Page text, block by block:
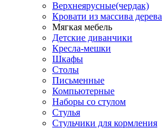
Верхнеярусные(чердак)
Кровати из массива дерева
Мягкая мебель
Детские диванчики
Кресла-мешки
Шкафы
Столы
Письменные
Компьютерные
Наборы со стулом
Стулья
Стульчики для кормления